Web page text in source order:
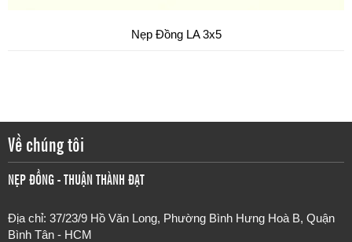
Nẹp Đồng LA 3x5
Về chúng tôi
NẸP ĐỒNG - THUẬN THÀNH ĐẠT
Địa chỉ: 37/23/9 Hồ Văn Long, Phường Bình Hưng Hoà B, Quận
Bình Tân - HCM